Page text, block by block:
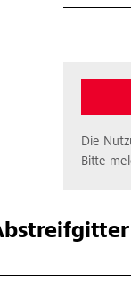
Die
Bitte